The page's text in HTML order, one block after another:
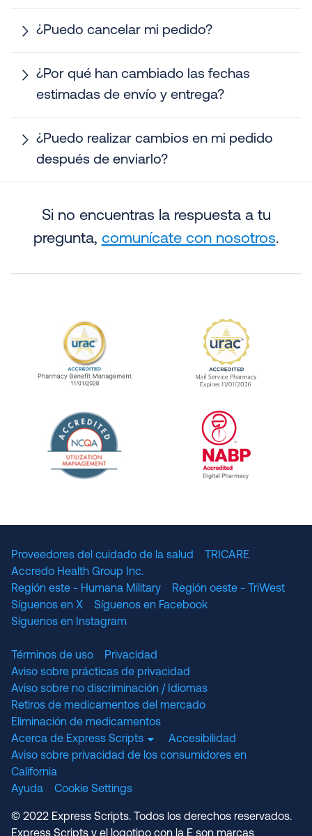
¿Puedo cancelar mi pedido?
¿Por qué han cambiado las fechas
estimadas de envío y entrega?
¿Puedo realizar cambios en mi pedido
después de enviarlo?
Si no encuentras la respuesta a tu
pregunta, comunícate con nosotros.
URAC Accredited Pharmacy Benefit
URAC
Proveedores del cuidado de la salud
TRICARE
Accredo Health Group Inc.
Región este - Humana Military
Región oeste - TriWest
Síguenos en X
Síguenos en Facebook
Síguenos en Instagram
Términos de uso
Privacidad
Aviso sobre prácticas de privacidad
Aviso sobre no discriminación / Idiomas
Retiros de medicamentos del mercado
Eliminación de medicamentos
Acerca de Express Scripts
Accesibilidad
Aviso sobre privacidad de los consumidores en
California
Ayuda
Cookie Settings
© 2022 Express Scripts. Todos los derechos reservados.